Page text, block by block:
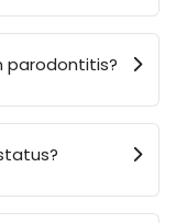
parodontitis?